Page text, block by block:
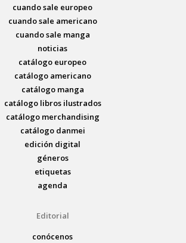
cuando sale europeo
cuando sale americano
cuando sale manga
noticias
catálogo europeo
catálogo americano
catálogo manga
catálogo libros ilustrados
catálogo merchandising
catálogo danmei
edición digital
géneros
etiquetas
agenda
Editorial
conócenos